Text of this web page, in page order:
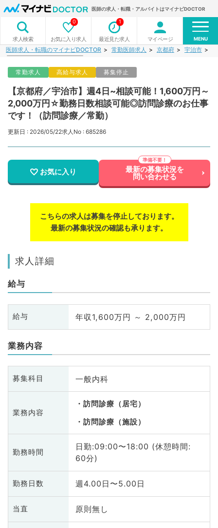
医師の求人・転職・アルバイトはマイナビDOCTOR
求人検索 お気に入り求人
0
最近見た求人
1
マイページ MENU
医師求人・転職のマイナビDOCTOR 常勤医師求人 京都府 宇治市
常勤求人 高給与求人 募集停止
【京都府／宇治市】週4日~相談可能！1,600万円～
2,000万円☆勤務日数相談可能◎訪問診療のお仕事
です！（訪問診療／常勤）
更新日 : 2026/05/22求人No : 685286
お気に入り 最新の募集状況を
問い合わせる
こちらの求人は募集を停止しております。
最新の募集状況の確認も承ります。
求人詳細
給与
給与 年収1,600万円 ～ 2,000万円
業務内容
募集科目 一般内科
業務内容
訪問診療（居宅）
訪問診療（施設）
勤務時間
日勤:09:00〜18:00 (休憩時間:
60分)
勤務日数 週4.00日〜5.00日
当直 原則無し